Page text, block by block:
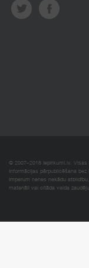
© 2007–2018 Iepirkumi.lv. Visas
Informācijas pārpublicēšana
Imperum nenes nekādu
materiāli vai citāda veida